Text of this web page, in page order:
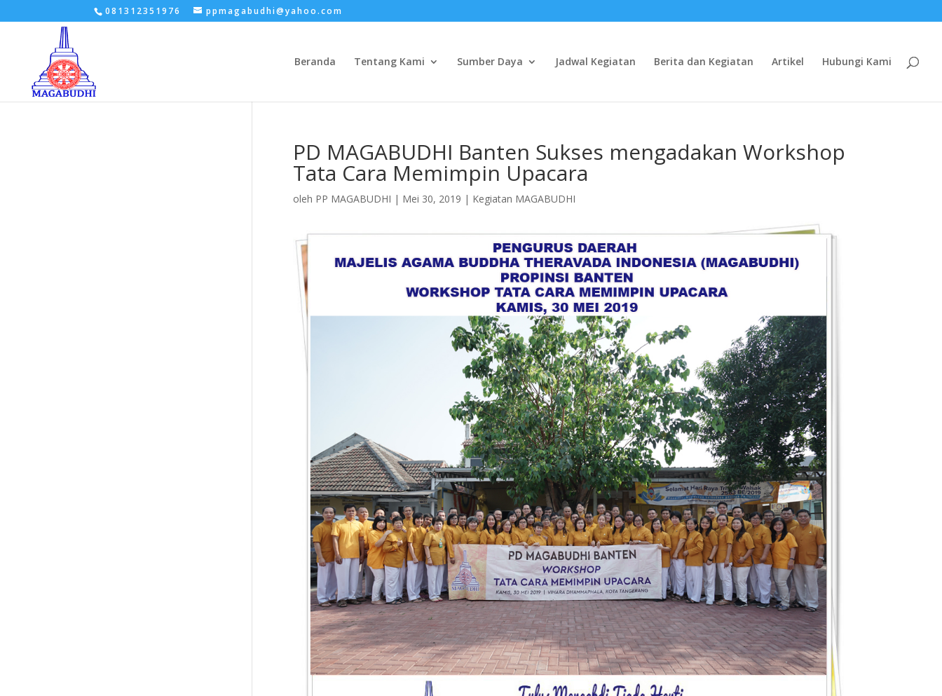
081312351976 ppmagabudhi@yahoo.com
Beranda Tentang Kami Sumber Daya Jadwal Kegiatan Berita dan Kegiatan Artikel Hubungi Kami
PD MAGABUDHI Banten Sukses mengadakan Workshop
Tata Cara Memimpin Upacara
oleh PP MAGABUDHI | Mei 30, 2019 | Kegiatan MAGABUDHI